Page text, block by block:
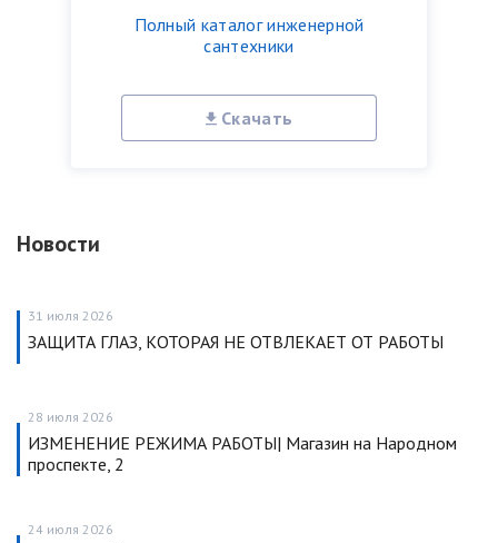
Полный каталог инженерной
сантехники
Скачать
Новости
31 июля 2026
ЗАЩИТА ГЛАЗ, КОТОРАЯ НЕ ОТВЛЕКАЕТ ОТ РАБОТЫ
28 июля 2026
ИЗМЕНЕНИЕ РЕЖИМА РАБОТЫ| Магазин на Народном
проспекте, 2
24 июля 2026